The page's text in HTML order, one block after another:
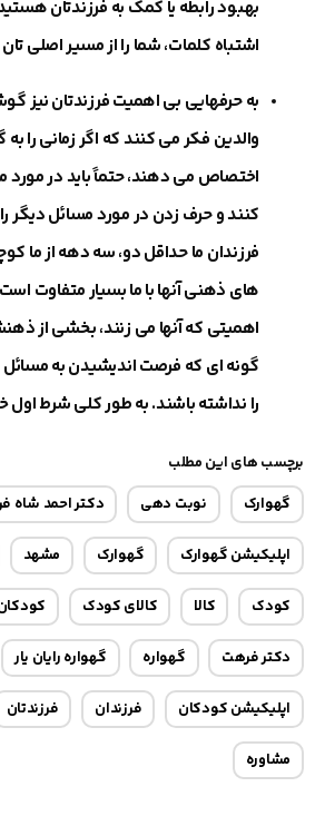
بهبود رابطه یا کمک به فرزندتان
اشتباه کلمات، شما را از مسیر اصلی
به حرفهایی بی اهمیت فرزندتان نیز
والدین فکر می کنند که اگر زمانی را
اختصاص می دهند، حتماً باید در
کنند و حرف زدن در مورد مسائل دیگر
فرزندان ما حداقل دو، سه دهه از ما
های ذهنی آنها با ما بسیار متفاوت
اهمیتی که آنها می زنند، بخشی از
گونه ای که فرصت اندیشیدن به
را نداشته باشند. به طور کلی شرط
برچسب های این مطلب
گهوارک
نوبت دهی دکتر احمد شاه
اپلیکیشن گهوارک گهوارک مشهد
کودک کالا کالای کودک
دکتر فرهت گهواره گهواره رایان یار
اپلیکیشن کودکان فرزندان فرزندتان
مشاوره